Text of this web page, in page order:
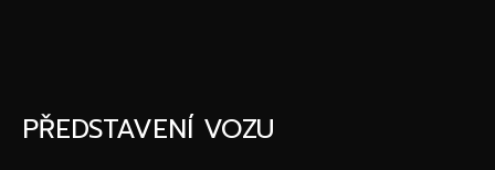
PŘEDSTAVENÍ VOZU